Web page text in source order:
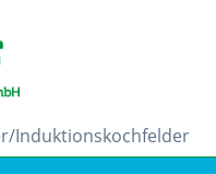
Induktionskochfelder